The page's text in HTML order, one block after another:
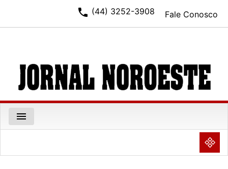
Fale Conosco
phone (44) 3252-3908
menu
NULL